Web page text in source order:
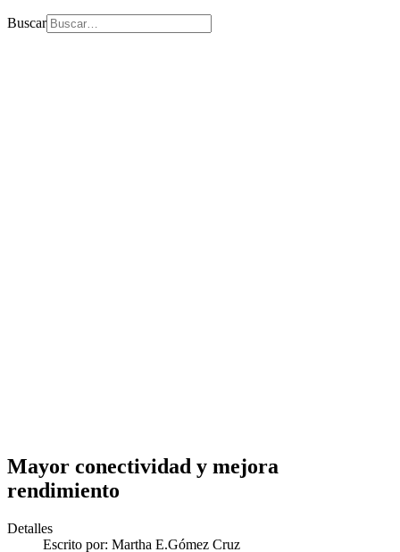
Buscar
Mayor conectividad y mejora
rendimiento
Detalles
Escrito por: Martha E.Gómez Cruz